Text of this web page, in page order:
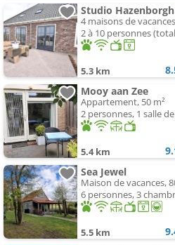
Studio
4 maisons de
2 à 10 personnes
5.3 km
Mooy aan Zee
Appartement, 50 m²
2 personnes, 1 salle
5.4 km
Sea Jewel
Maison de vacances,
6 personnes, 3
5.5 km